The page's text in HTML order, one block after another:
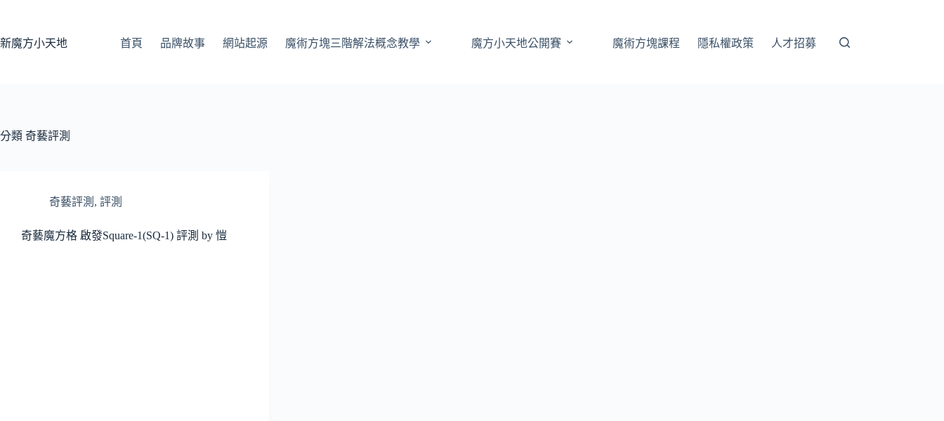
主
新魔方小天地 首頁 品牌故事 網站起源 魔術方塊三階解法概念教學 魔方小天地公開賽 魔術方塊課程 隱私權政策 人才招募
分類 奇藝評測
奇藝評測 , 評測
奇藝魔方格 啟發Square-1(SQ-1) 評測 by 愷